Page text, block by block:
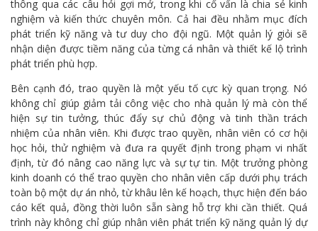
thông qua các câu hỏi gợi mở, trong khi cố vấn là chia sẻ kinh
nghiệm và kiến thức chuyên môn. Cả hai đều nhằm mục đích
phát triển kỹ năng và tư duy cho đội ngũ. Một quản lý giỏi sẽ
nhận diện được tiềm năng của từng cá nhân và thiết kế lộ trình
phát triển phù hợp.
Bên cạnh đó, trao quyền là một yếu tố cực kỳ quan trọng. Nó
không chỉ giúp giảm tải công việc cho nhà quản lý mà còn thể
hiện sự tin tưởng, thúc đẩy sự chủ động và tinh thần trách
nhiệm của nhân viên. Khi được trao quyền, nhân viên có cơ hội
học hỏi, thử nghiệm và đưa ra quyết định trong phạm vi nhất
định, từ đó nâng cao năng lực và sự tự tin. Một trưởng phòng
kinh doanh có thể trao quyền cho nhân viên cấp dưới phụ trách
toàn bộ một dự án nhỏ, từ khâu lên kế hoạch, thực hiện đến báo
cáo kết quả, đồng thời luôn sẵn sàng hỗ trợ khi cần thiết. Quá
trình này không chỉ giúp nhân viên phát triển kỹ năng quản lý dự